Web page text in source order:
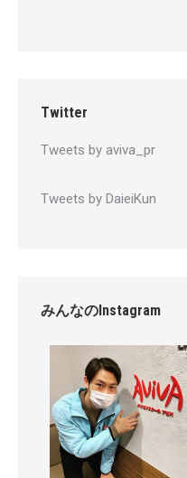
Twitter
Tweets by aviva_pr
Tweets by DaieiKun
みんなのInstagram